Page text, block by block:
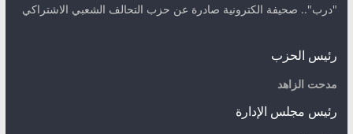
"درب".. صحيفة الكترونية صادرة عن حزب التحالف الشعبي الاشتراكي
رئيس الحزب
مدحت الزاهد
رئيس مجلس الإدارة